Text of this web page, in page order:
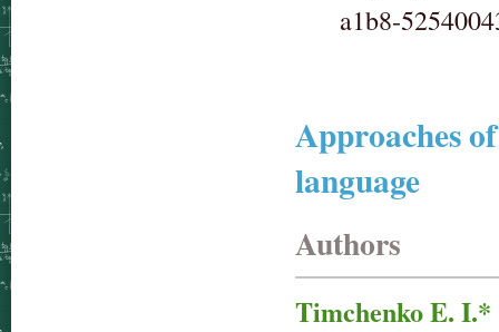
a1b8-
Approaches
language
Authors
Timchenko E. I.*